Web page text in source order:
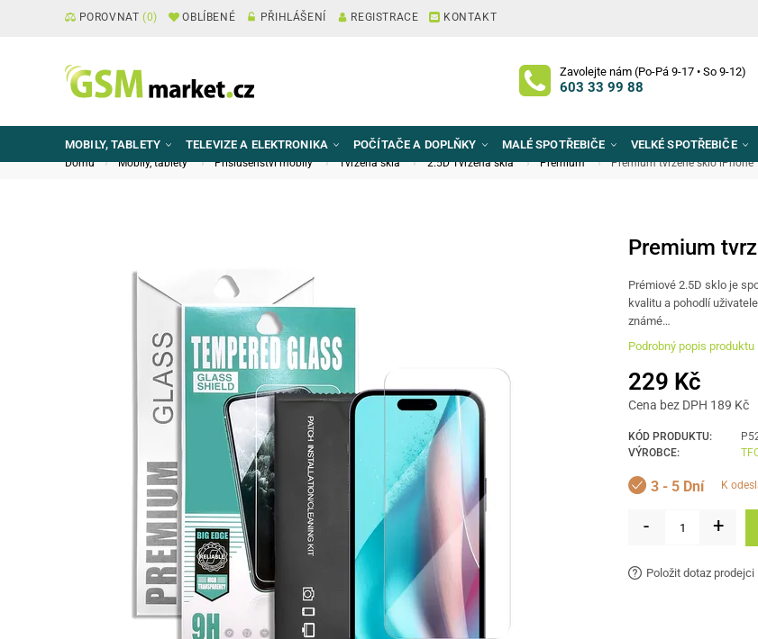
Zavolejte nám (Po-Pá 9-17 • So 9-12)
603 33 99 88
POROVNAT(0) OBLÍBENÉ PŘIHLÁŠENÍ REGISTRACE KONTAKT
MOBILY, TABLETY TELEVIZE A ELEKTRONIKA POČÍTAČE A DOPLŇKY MALÉ SPOTŘEBIČE VELKÉ SPOTŘEBIČE
Domů Mobily, tablety Příslušenství mobily Tvrzená skla 2.5D Tvrzená skla Premium Premium tvrzené sklo iPhone
Premium
Prémiové 2.5D sklo je
kvalitu a pohodlí
známé…
Podrobný popis produktu
229 Kč
Cena bez DPH 189 Kč
KÓD PRODUKTU:
VÝROBCE:
3 - 5 Dní k
- +
Položit dotaz prodejci